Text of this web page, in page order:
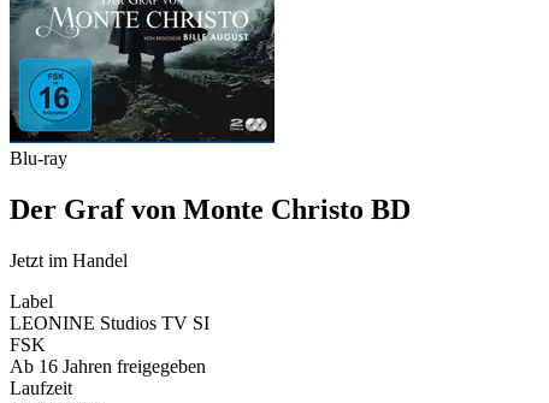
Blu-ray
Der Graf von Monte Christo BD
Jetzt im Handel
Label
LEONINE Studios TV SI
FSK
Ab 16 Jahren freigegeben
Laufzeit